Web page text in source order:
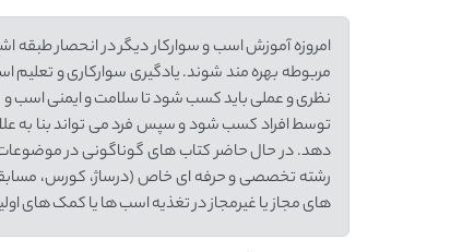
امروزه آموزش اسب و سوارکار دیگر در انحصار
مربوطه بهره مند شوند. یادگیری سوارکاری و
نظری و عملی باید کسب شود تا سلامت و ایمنی اسب و
توسط افراد کسب شود و سپس فرد می تواند بنا به
دهد. در حال حاضر کتاب های گوناگونی در
رشته تخصصی و حرفه ای خاص (درساژ، کورس،
های مجاز یا غیرمجاز در تغذیه اسب ها یا کمک های